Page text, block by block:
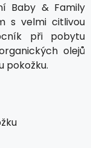
Baby & Family
s velmi citlivou
při pobytu
olejů
pokožku.